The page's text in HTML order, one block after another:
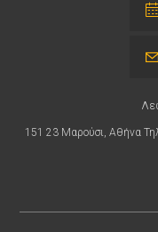
151 23 Μαρούσι, Αθήνα